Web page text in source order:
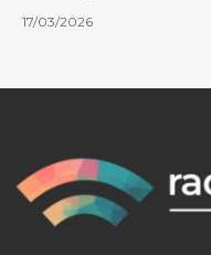
17/03/2026